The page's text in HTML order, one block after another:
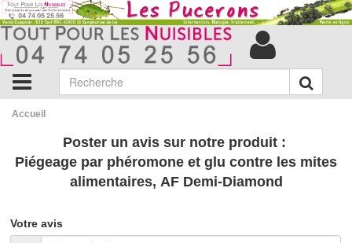
Accueil
Poster un avis sur notre produit :
Piégeage par phéromone et glu contre les mites
alimentaires, AF Demi-Diamond
Votre avis